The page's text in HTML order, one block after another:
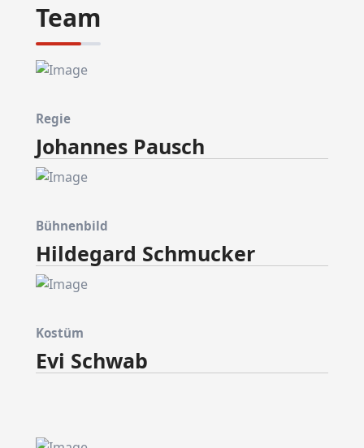
Team
Regie
Johannes Pausch
Bühnenbild
Hildegard Schmucker
Kostüm
Evi Schwab